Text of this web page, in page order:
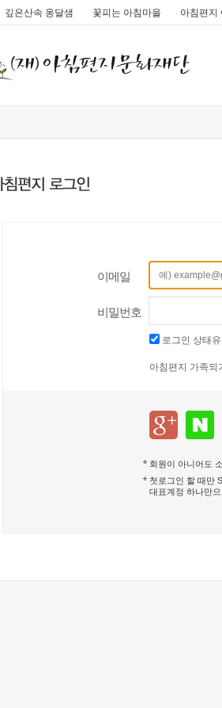
깊은산속 옹달샘 꽃피는 아침마을 아침편지
이메일
비밀번호
로그인 상태유
아침편지 가족되
회원이 아니어도
첫로그인 할 때만
대표계정 하나만